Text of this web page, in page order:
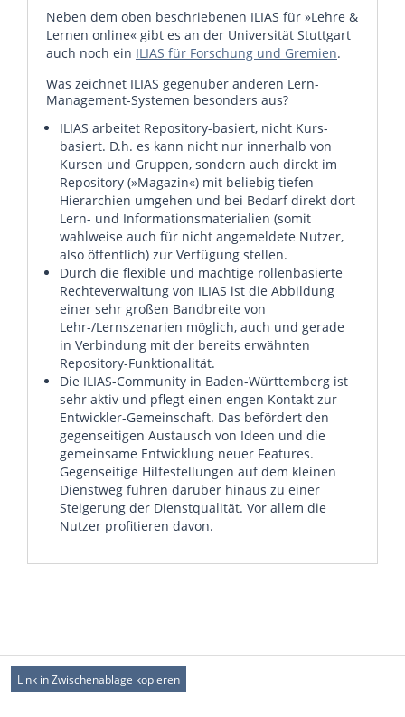
Neben dem oben beschriebenen ILIAS für »Lehre &
Lernen online« gibt es an der Universität Stuttgart
auch noch ein ILIAS für Forschung und Gremien.
Was zeichnet ILIAS gegenüber anderen Lern-
Management-Systemen besonders aus?
ILIAS arbeitet Repository-basiert, nicht Kurs-
basiert. D.h. es kann nicht nur innerhalb von
Kursen und Gruppen, sondern auch direkt im
Repository (»Magazin«) mit beliebig tiefen
Hierarchien umgehen und bei Bedarf direkt dort
Lern- und Informationsmaterialien (somit
wahlweise auch für nicht angemeldete Nutzer,
also öffentlich) zur Verfügung stellen.
Durch die flexible und mächtige rollenbasierte
Rechteverwaltung von ILIAS ist die Abbildung
einer sehr großen Bandbreite von
Lehr-/Lernszenarien möglich, auch und gerade
in Verbindung mit der bereits erwähnten
Repository-Funktionalität.
Die ILIAS-Community in Baden-Württemberg ist
sehr aktiv und pflegt einen engen Kontakt zur
Entwickler-Gemeinschaft. Das befördert den
gegenseitigen Austausch von Ideen und die
gemeinsame Entwicklung neuer Features.
Gegenseitige Hilfestellungen auf dem kleinen
Dienstweg führen darüber hinaus zu einer
Steigerung der Dienstqualität. Vor allem die
Nutzer profitieren davon.
Link in Zwischenablage kopieren